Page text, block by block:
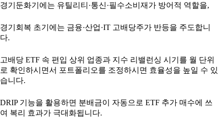
경기둔화기에는 유틸리티·통신·필수소비재가 방어적 역할을,
경기회복 초기에는 금융·산업·IT 고배당주가 반등을 주도합니
다.
고배당 ETF 속 편입 상위 업종과 지수 리밸런싱 시기를 월 단위
로 확인하시면서 포트폴리오를 조정하시면 효율성을 높일 수 있
습니다.
DRIP 기능을 활용하면 분배금이 자동으로 ETF 추가 매수에 쓰
여 복리 효과가 극대화됩니다.